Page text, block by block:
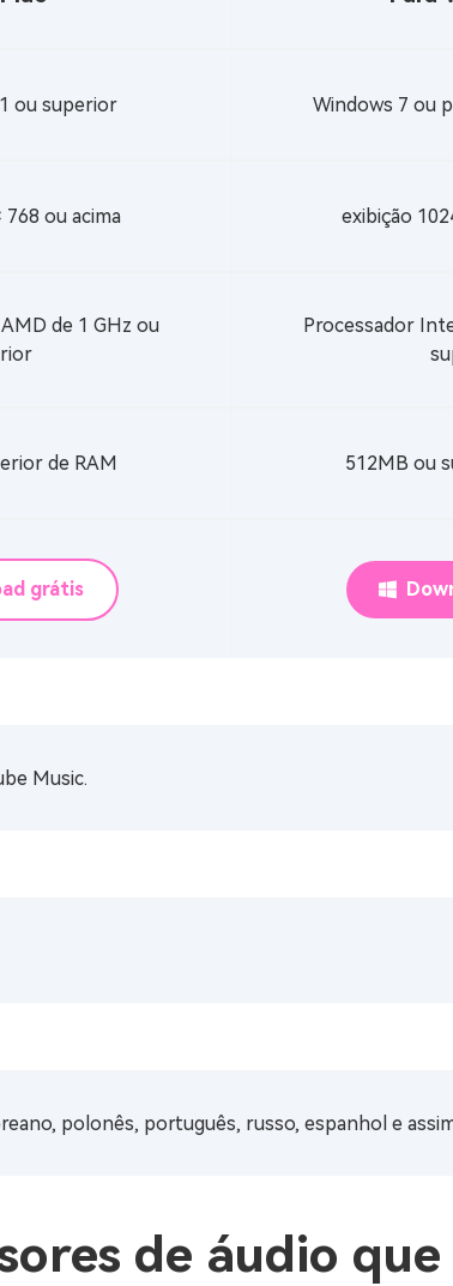
ou superior Windows 7 ou
768 ou acima exibição
de 1 GHz ou
Processador
de RAM 512MB ou
grátis
Music.
polonês, português, russo, espanhol e
de áudio